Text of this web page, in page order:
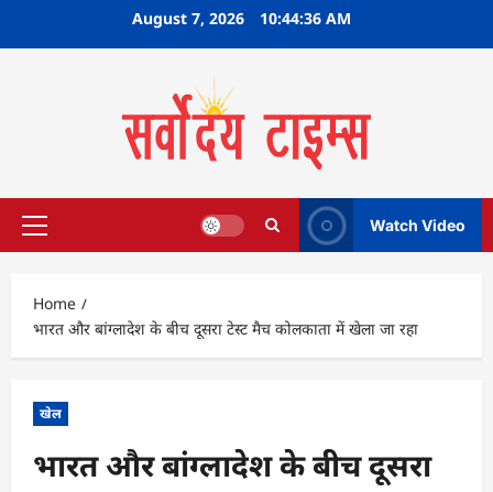
August 7, 2026 10:44:37 AM
Primary
Watch Video
Home
भारत और बांग्लादेश के बीच दूसरा टेस्ट मैच कोलकाता में खेला जा रहा
खेल
भारत और बांग्लादेश के बीच दूसरा